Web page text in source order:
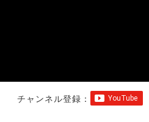
チャンネル登録：